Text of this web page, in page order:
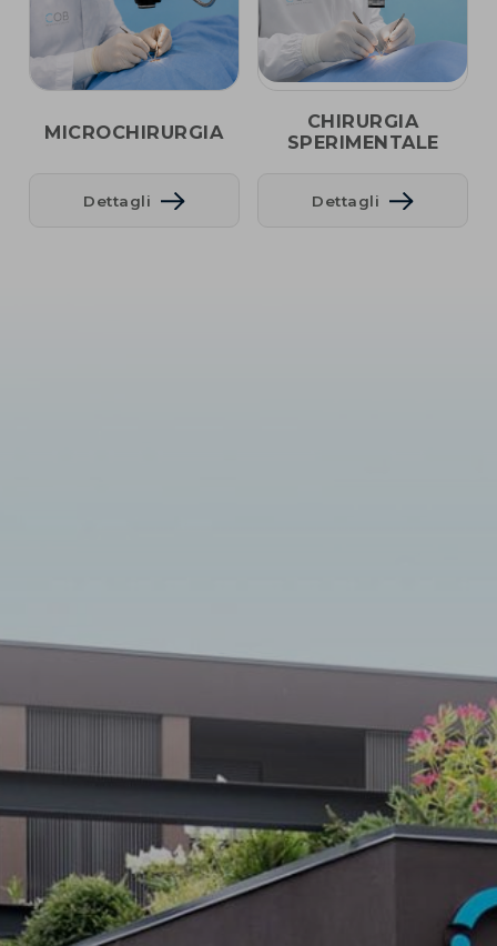
MICROCHIRURGIA
Dettagli
CHIRURGIA
SPERIMENTALE
Dettagli